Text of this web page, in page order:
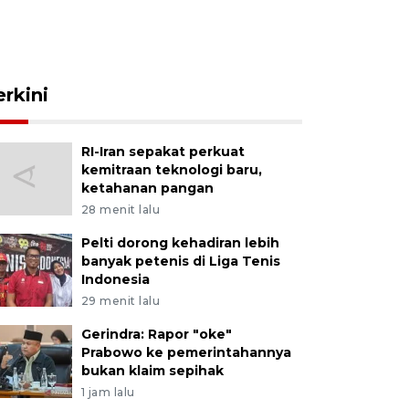
RI-Iran sepakat perkuat
kemitraan teknologi baru,
ketahanan pangan
28 menit lalu
Pelti dorong kehadiran lebih
banyak petenis di Liga Tenis
Indonesia
29 menit lalu
Gerindra: Rapor "oke"
Prabowo ke pemerintahannya
bukan klaim sepihak
1 jam lalu